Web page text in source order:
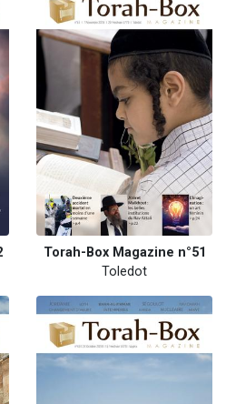
Torah-Box Magazine n°51
Toledot